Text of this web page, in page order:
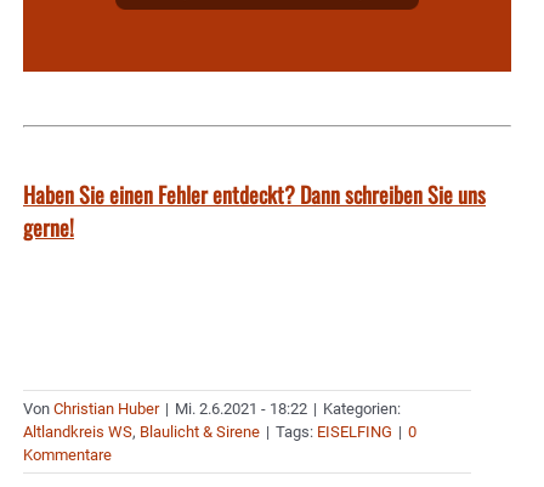
Haben Sie einen Fehler entdeckt? Dann schreiben Sie uns
gerne!
Von Christian Huber | Mi. 2.6.2021 - 18:22 | Kategorien:
Altlandkreis WS, Blaulicht & Sirene | Tags: EISELFING | 0
Kommentare